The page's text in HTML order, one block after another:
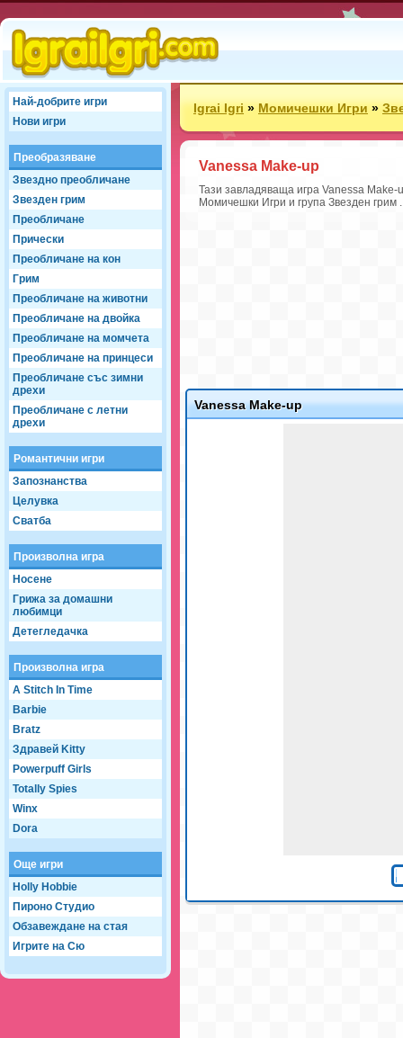
Най-добрите игри
Нови игри
Преобразяване
Звездно преобличане
Звезден грим
Преобличане
Прически
Преобличане на кон
Грим
Преобличане на животни
Преобличане на двойка
Преобличане на момчета
Преобличане на принцеси
Преобличане със зимни
дрехи
Преобличане с летни
дрехи
Романтични игри
Запознанства
Целувка
Сватба
Произволна игра
Носене
Грижа за домашни
любимци
Детегледачка
Произволна игра
A Stitch In Time
Barbie
Bratz
Здравей Kitty
Powerpuff Girls
Totally Spies
Winx
Dora
Още игри
Holly Hobbie
Пироно Студио
Обзавеждане на стая
Игрите на Сю
Igrai Igri»Момичешки Игри»
Vanessa Make-up
Тази завладяваща игра Vanessa Make-
Момичешки Игри и група Звезден грим .
Vanessa Make-up